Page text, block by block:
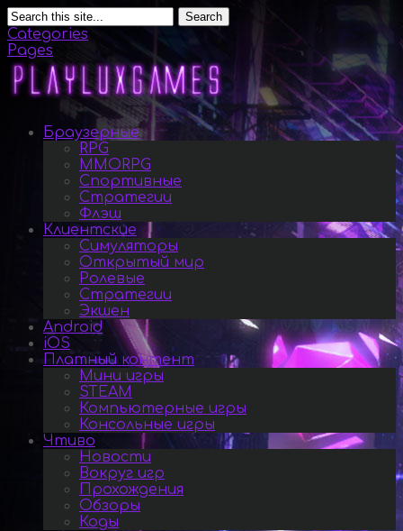
Search
Categories
Pages
Браузерные
RPG
MMORPG
Спортивные
Стратегии
Флэш
Клиентские
Симуляторы
Открытый мир
Ролевые
Стратегии
Экшен
Android
iOS
Платный контент
Мини игры
STEAM
Компьютерные игры
Консольные игры
Чтиво
Новости
Вокруг игр
Прохождения
Обзоры
Коды